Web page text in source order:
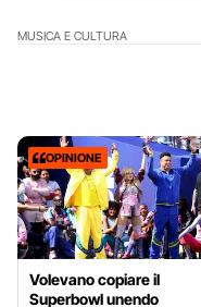
MUSICA E CULTURA
OPINIONE
Volevano copiare il
Superbowl unendo